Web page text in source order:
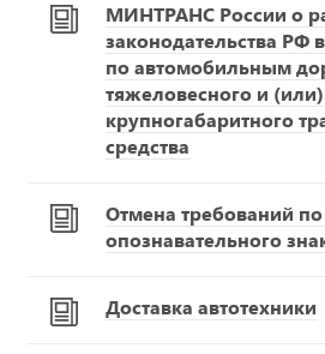
МИНТРАНС России о
законодательства РФ
по автомобильным
тяжеловесного и (или)
крупногабаритного
средства
Отмена требований по
опознавательного
Доставка автотехники